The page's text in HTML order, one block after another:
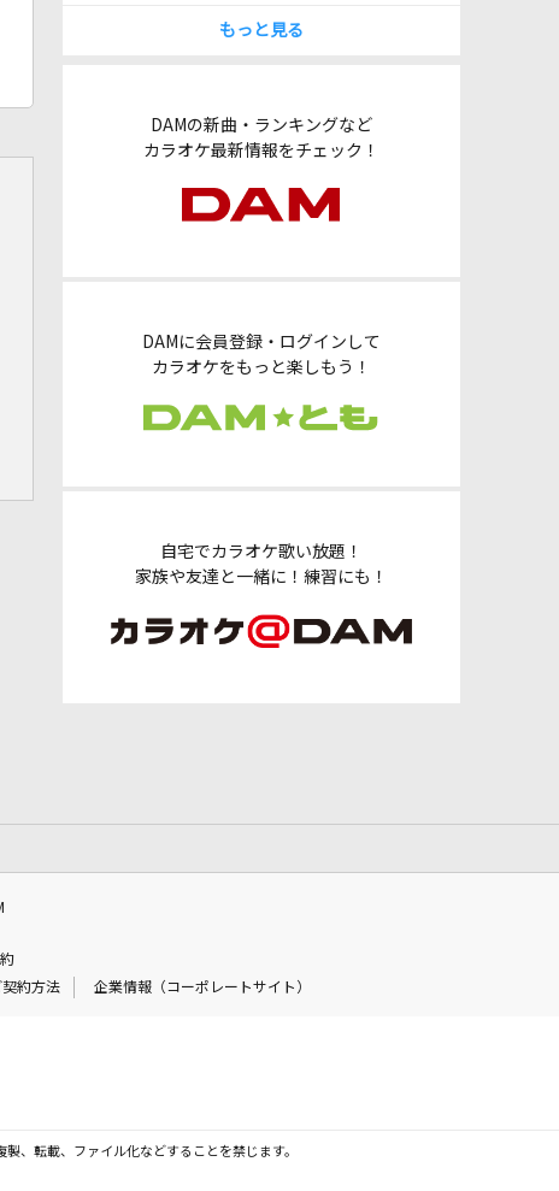
もっと見る
DAMの新曲・ランキングなど
カラオケ最新情報をチェック！
DAMに会員登録・ログインして
カラオケをもっと楽しもう！
自宅でカラオケ歌い放題！
家族や友達と一緒に！練習にも！
契約方法 企業情報（コーポレートサイト）
、転載、ファイル化などすることを禁じます。